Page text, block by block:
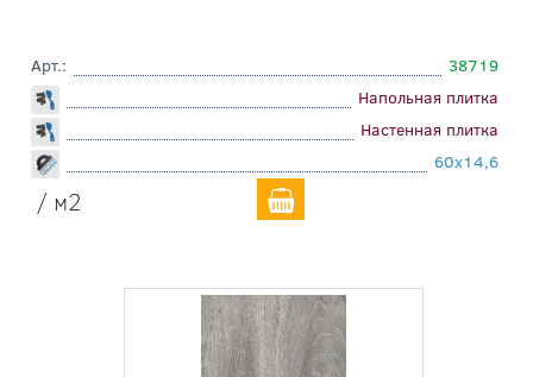
Арт.:
38719
Напольная плитка
Настенная плитка
60x14,6
/ м2